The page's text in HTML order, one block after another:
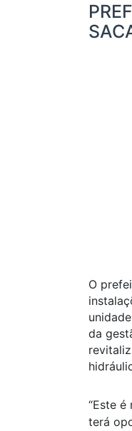
O
da
“Este
terá